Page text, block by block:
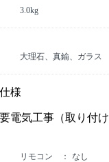
3.0kg
大理石、真鍮、ガラス
様
要電気工事（取り付
リモコン
なし